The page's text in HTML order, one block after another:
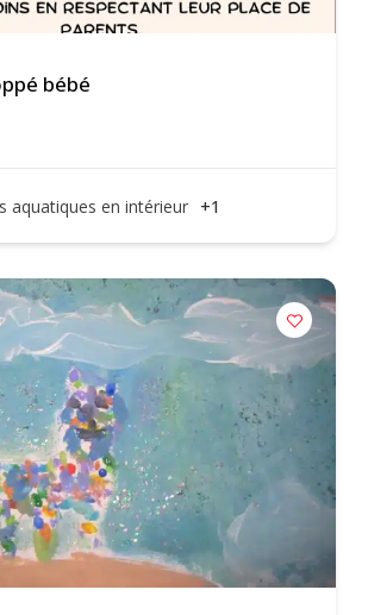
bébé
aquatiques en intérieur +1